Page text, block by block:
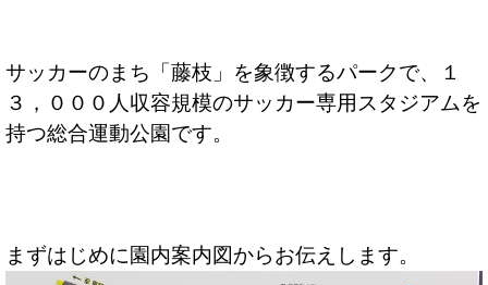
サッカーのまち「藤枝」を象徴するパークで、１
３，０００人収容規模のサッカー専用スタジアムを
持つ総合運動公園です。
まずはじめに園内案内図からお伝えします。